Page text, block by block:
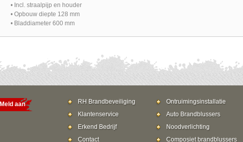
• Incl. straalpijp en houder
• Opbouw diepte 128 mm
• Bladdiameter 600 mm
Meld aan
RH Brandbeveiliging
Klantenservice
Erkend Bedrijf
Contact
Ontruimingsinstallatie
Auto Brandblussers
Noodverlichting
Composiet brandblussers